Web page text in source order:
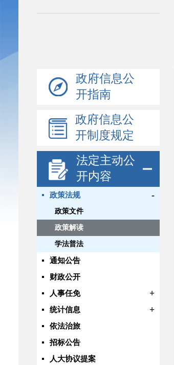
政府信息公
开指南
政府信息公
开制度规定
法定主动公
开内容
政策法规 -
政策文件
政策解读
学法普法
通知公告
财政公开
人事任免
+
统计信息 +
依法治旅
招标公告
人大协议提案